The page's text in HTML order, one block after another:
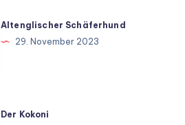
Altenglischer Schäferhund
29. November 2023
Der Kokoni